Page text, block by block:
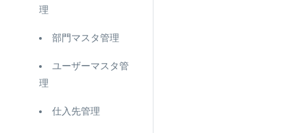
理
部門マスタ管理
ユーザーマスタ管
理
仕入先管理